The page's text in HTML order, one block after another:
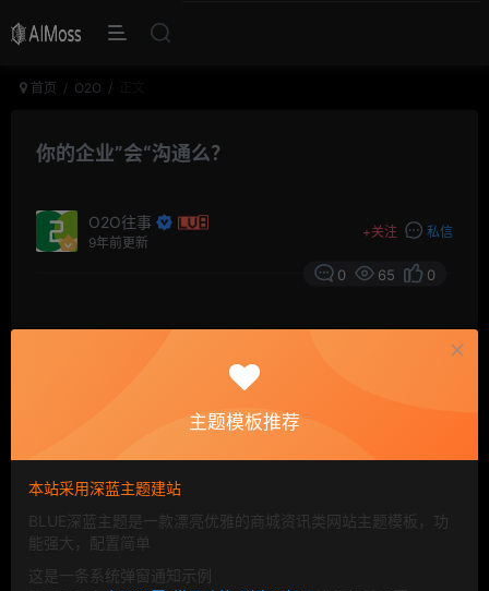
首页 O2O
你的企业”会“沟通么？
O2O往事
9年前更新
+关注 私信
0 65 0
大作用，它可以帮助企业沟通内部关系，协调工作任务，
企业中起着不可磨灭的作用。今天网对IM企业进行了盘
随着互联网信息技术的发展，企业产业不断崛起，所以企
业内部沟通变得尤为重要，一个组织的沟通效果决定了这
主题模板推荐
本站采用深蓝主题建站
BLUE深蓝主题是一款漂亮优雅的商城资讯类网站主题模板，功
能强大，配置简单
这是一条系统弹窗通知示例